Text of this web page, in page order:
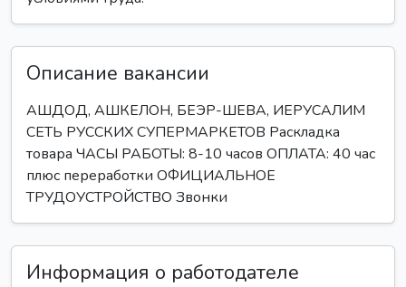
Описание вакансии
АШДОД, АШКЕЛОН, БЕЭР-ШЕВА, ИЕРУСАЛИМ
СЕТЬ РУССКИХ СУПЕРМАРКЕТОВ Раскладка
товара ЧАСЫ РАБОТЫ: 8-10 часов ОПЛАТА: 40 час
плюс переработки ОФИЦИАЛЬНОЕ
ТРУДОУСТРОЙСТВО Звонки
Информация о работодателе